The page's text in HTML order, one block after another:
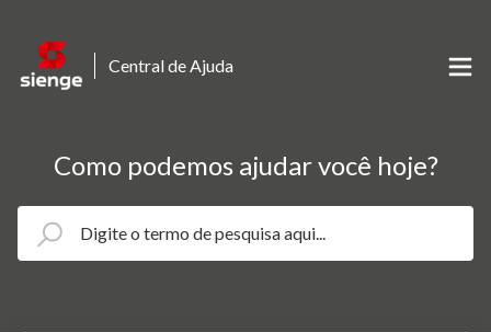
Central de Ajuda
Como podemos ajudar você hoje?